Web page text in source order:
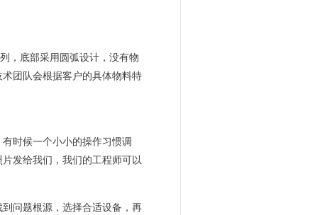
，底部采用圆弧设计，没有物
团队会根据客户的具体物料特
时候一个小小的操作习惯调
发给我们，我们的工程师可以
问题根源，选择合适设备，再